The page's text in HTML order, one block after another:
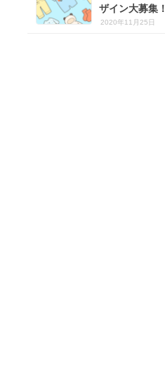
ザイン大募集！
2020年11月25日